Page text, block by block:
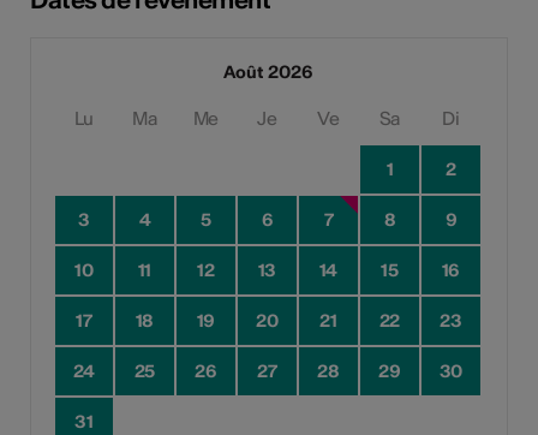
Août 2026
Lu Ma Me Je Ve Sa Di
1 2
3 4 5 6 7 8 9
10 11 12 13 14 15 16
17 18 19 20 21 22 23
24 25 26 27 28 29 30
31